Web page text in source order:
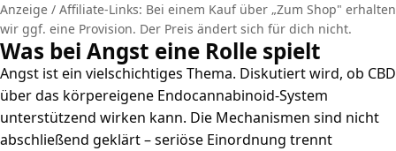
Anzeige / Affiliate-Links: Bei einem Kauf über „Zum Shop" erhalten
wir ggf. eine Provision. Der Preis ändert sich für dich nicht.
Was bei Angst eine Rolle spielt
Angst ist ein vielschichtiges Thema. Diskutiert wird, ob CBD
über das körpereigene Endocannabinoid-System
unterstützend wirken kann. Die Mechanismen sind nicht
abschließend geklärt – seriöse Einordnung trennt